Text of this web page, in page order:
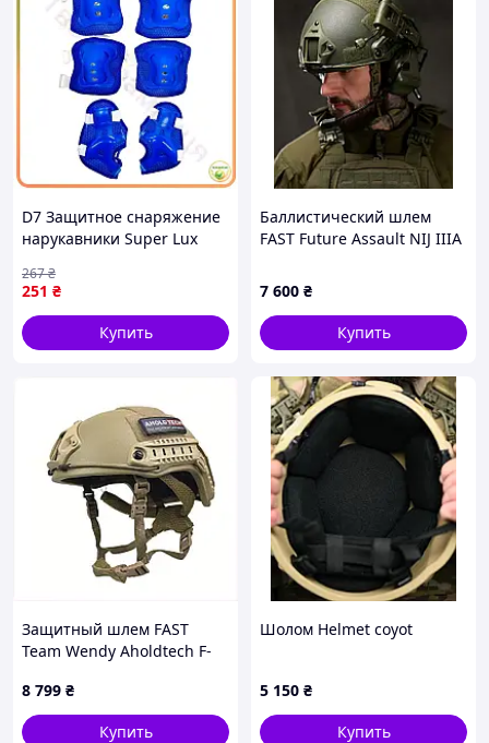
D7 Защитное снаряжение
нарукавники Super Lux
в сетке синие для спорта и
активн MOD58L
251 ₴
267₴
Купить
Баллистический шлем
FAST Future Assault NIJ IIIA
7 600 ₴
Купить
Защитный шлем FAST
Team Wendy Aholdtech F-
X8764P91T9
8 799 ₴
Купить
Шолом Helmet coyot
5 150 ₴
Купить